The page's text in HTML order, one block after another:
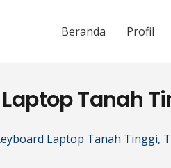
Beranda Profil
Tanah
Laptop Tanah Tinggi,